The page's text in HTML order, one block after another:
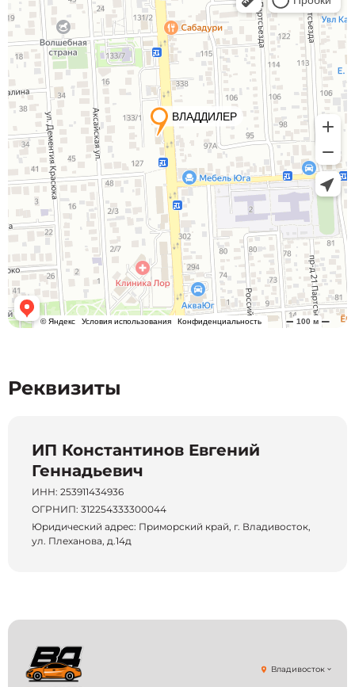
Реквизиты
ИП Константинов Евгений
Геннадьевич
ИНН: 253911434936
ОГРНИП: 312254333300044
Юридический адрес: Приморский край, г. Владивосток,
ул. Плеханова, д.14д
Владивосток